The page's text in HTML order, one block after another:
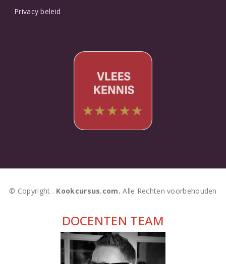
Privacy beleid
© Copyright . Kookcursus.com. Alle Rechten voorbehouden
DOCENTEN TEAM